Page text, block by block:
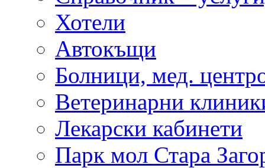
Хотели
Автокъщи
Болници, мед.
Ветеринарни
Лекарски кабинети
Парк мол Стара